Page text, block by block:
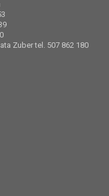
Zuber tel. 507 862 180